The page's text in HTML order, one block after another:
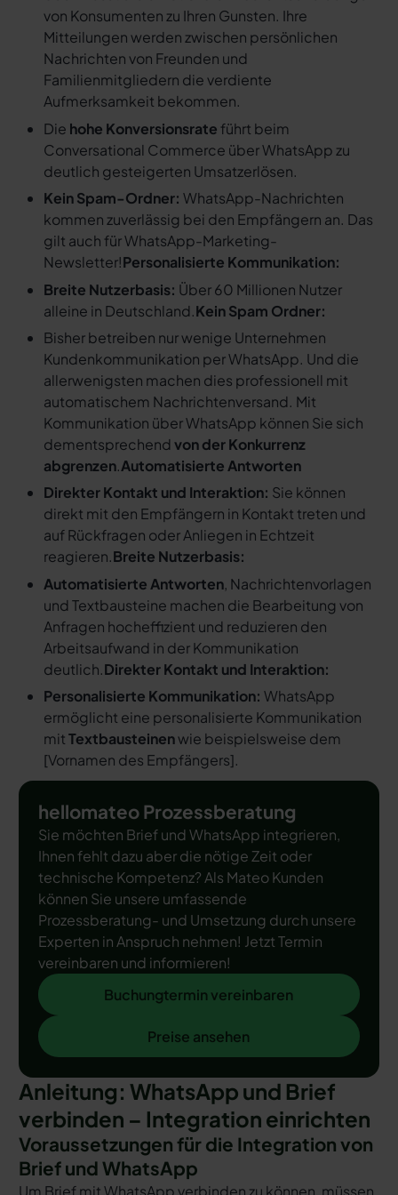
von Konsumenten zu Ihren Gunsten. Ihre
Mitteilungen werden zwischen persönlichen
Nachrichten von Freunden und
Familienmitgliedern die verdiente
Aufmerksamkeit bekommen.
Die hohe Konversionsrate führt beim
Conversational Commerce über WhatsApp zu
deutlich gesteigerten Umsatzerlösen.
Kein Spam-Ordner: WhatsApp-Nachrichten
kommen zuverlässig bei den Empfängern an. Das
gilt auch für WhatsApp-Marketing-
Newsletter!Personalisierte Kommunikation:
Breite Nutzerbasis: Über 60 Millionen Nutzer
alleine in Deutschland.Kein Spam Ordner:
Bisher betreiben nur wenige Unternehmen
Kundenkommunikation per WhatsApp. Und die
allerwenigsten machen dies professionell mit
automatischem Nachrichtenversand. Mit
Kommunikation über WhatsApp können Sie sich
dementsprechendvon der Konkurrenz
abgrenzen.Automatisierte Antworten
Direkter Kontakt und Interaktion: Sie können
direkt mit den Empfängern in Kontakt treten und
auf Rückfragen oder Anliegen in Echtzeit
reagieren.Breite Nutzerbasis:
Automatisierte Antworten, Nachrichtenvorlagen
und Textbausteine machen die Bearbeitung von
Anfragen hocheffizient und reduzieren den
Arbeitsaufwand in der Kommunikation
deutlich.Direkter Kontakt und Interaktion:
Personalisierte Kommunikation: WhatsApp
ermöglicht eine personalisierte Kommunikation
mitTextbausteinenwie beispielsweise dem
[Vornamen des Empfängers].
hellomateo Prozessberatung
Sie möchten Brief und WhatsApp integrieren,
Ihnen fehlt dazu aber die nötige Zeit oder
technische Kompetenz? Als Mateo Kunden
können Sie unsere umfassende
Prozessberatung- und Umsetzung durch unsere
Experten in Anspruch nehmen! Jetzt Termin
vereinbaren und informieren!
Buchungtermin vereinbaren
Buchungtermin vereinbaren
Preise ansehen
Preise ansehen
Anleitung: WhatsApp und Brief
verbinden – Integration einrichten
Voraussetzungen für die Integration von
Brief und WhatsApp
Um Brief mit WhatsApp verbinden zu können, müssen